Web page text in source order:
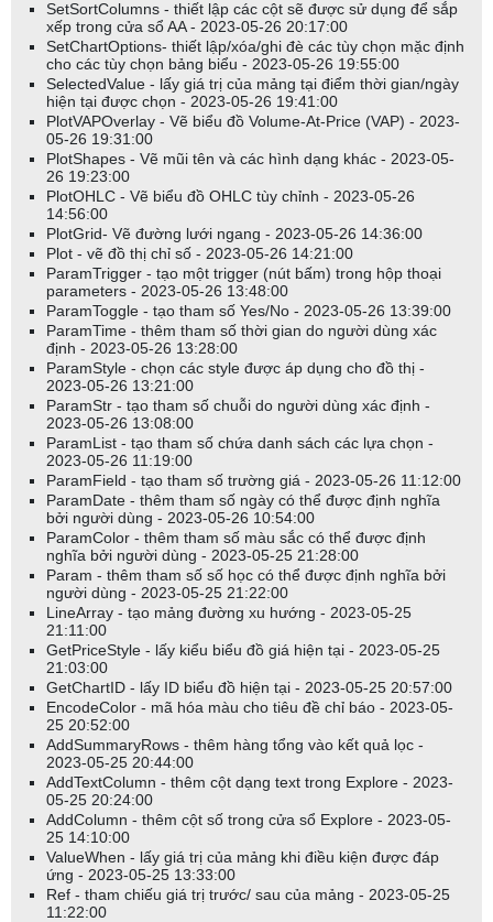
SetSortColumns - thiết lập các cột sẽ được sử dụng để sắp
xếp trong cửa sổ AA - 2023-05-26 20:17:00
SetChartOptions- thiết lập/xóa/ghi đè các tùy chọn mặc định
cho các tùy chọn bảng biểu - 2023-05-26 19:55:00
SelectedValue - lấy giá trị của mảng tại điểm thời gian/ngày
hiện tại được chọn - 2023-05-26 19:41:00
PlotVAPOverlay - Vẽ biểu đồ Volume-At-Price (VAP) - 2023-
05-26 19:31:00
PlotShapes - Vẽ mũi tên và các hình dạng khác - 2023-05-
26 19:23:00
PlotOHLC - Vẽ biểu đồ OHLC tùy chỉnh - 2023-05-26
14:56:00
PlotGrid- Vẽ đường lưới ngang - 2023-05-26 14:36:00
Plot - vẽ đồ thị chỉ số - 2023-05-26 14:21:00
ParamTrigger - tạo một trigger (nút bấm) trong hộp thoại
parameters - 2023-05-26 13:48:00
ParamToggle - tạo tham số Yes/No - 2023-05-26 13:39:00
ParamTime - thêm tham số thời gian do người dùng xác
định - 2023-05-26 13:28:00
ParamStyle - chọn các style được áp dụng cho đồ thị -
2023-05-26 13:21:00
ParamStr - tạo tham số chuỗi do người dùng xác định -
2023-05-26 13:08:00
ParamList - tạo tham số chứa danh sách các lựa chọn -
2023-05-26 11:19:00
ParamField - tạo tham số trường giá - 2023-05-26 11:12:00
ParamDate - thêm tham số ngày có thể được định nghĩa
bởi người dùng - 2023-05-26 10:54:00
ParamColor - thêm tham số màu sắc có thể được định
nghĩa bởi người dùng - 2023-05-25 21:28:00
Param - thêm tham số số học có thể được định nghĩa bởi
người dùng - 2023-05-25 21:22:00
LineArray - tạo mảng đường xu hướng - 2023-05-25
21:11:00
GetPriceStyle - lấy kiểu biểu đồ giá hiện tại - 2023-05-25
21:03:00
GetChartID - lấy ID biểu đồ hiện tại - 2023-05-25 20:57:00
EncodeColor - mã hóa màu cho tiêu đề chỉ báo - 2023-05-
25 20:52:00
AddSummaryRows - thêm hàng tổng vào kết quả lọc -
2023-05-25 20:44:00
AddTextColumn - thêm cột dạng text trong Explore - 2023-
05-25 20:24:00
AddColumn - thêm cột số trong cửa sổ Explore - 2023-05-
25 14:10:00
ValueWhen - lấy giá trị của mảng khi điều kiện được đáp
ứng - 2023-05-25 13:33:00
Ref - tham chiếu giá trị trước/ sau của mảng - 2023-05-25
11:22:00